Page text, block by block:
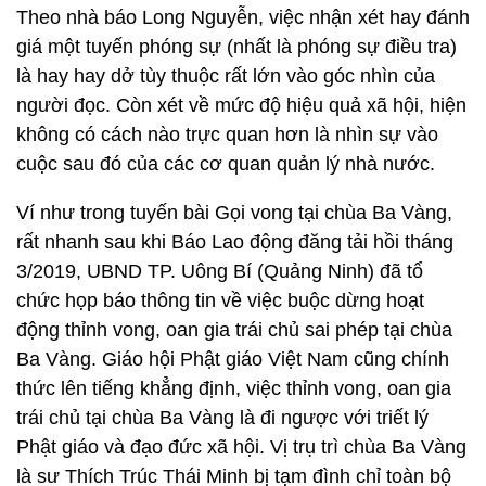
Theo nhà báo Long Nguyễn, việc nhận xét hay đánh
giá một tuyến phóng sự (nhất là phóng sự điều tra)
là hay hay dở tùy thuộc rất lớn vào góc nhìn của
người đọc. Còn xét về mức độ hiệu quả xã hội, hiện
không có cách nào trực quan hơn là nhìn sự vào
cuộc sau đó của các cơ quan quản lý nhà nước.
Ví như trong tuyến bài Gọi vong tại chùa Ba Vàng,
rất nhanh sau khi Báo Lao động đăng tải hồi tháng
3/2019, UBND TP. Uông Bí (Quảng Ninh) đã tổ
chức họp báo thông tin về việc buộc dừng hoạt
động thỉnh vong, oan gia trái chủ sai phép tại chùa
Ba Vàng. Giáo hội Phật giáo Việt Nam cũng chính
thức lên tiếng khẳng định, việc thỉnh vong, oan gia
trái chủ tại chùa Ba Vàng là đi ngược với triết lý
Phật giáo và đạo đức xã hội. Vị trụ trì chùa Ba Vàng
là sư Thích Trúc Thái Minh bị tạm đình chỉ toàn bộ